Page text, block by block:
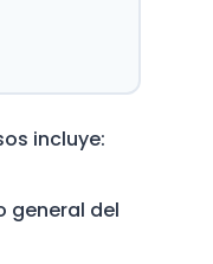
incluye:
general del